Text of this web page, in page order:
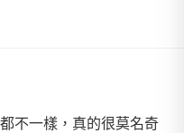
不一樣，真的很莫名奇